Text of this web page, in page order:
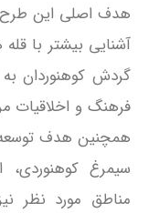
هدف اصلی این طرح
آشنایی بیشتر با
گردش کوهنوردان
فرهنگ و اخلاقیات
همچنین هدف توسعه
سیمرغ کوهنوردی،
مناطق مورد نظر